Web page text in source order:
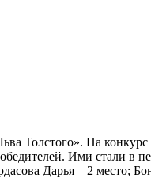
Толстого». На
Ими стали в
Дарья – 2 место;